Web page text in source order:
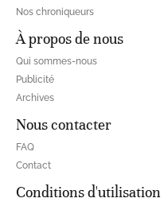
Nos chroniqueurs
À propos de nous
Qui sommes-nous
Publicité
Archives
Nous contacter
FAQ
Contact
Conditions d'utilisation